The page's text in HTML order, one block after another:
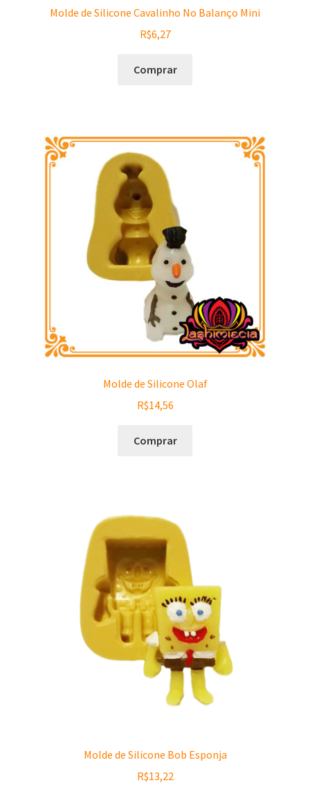
Molde de Silicone Cavalinho No Balanço Mini
R$6,27
Comprar
Molde de Silicone Olaf
R$14,56
Comprar
Molde de Silicone Bob Esponja
R$13,22